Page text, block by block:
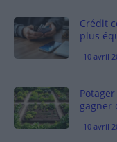
Crédit
plus
10 avril
gagner
10 avril